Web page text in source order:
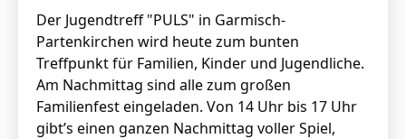
Der Jugendtreff "PULS" in Garmisch-
Partenkirchen wird heute zum bunten
Treffpunkt für Familien, Kinder und Jugendliche.
Am Nachmittag sind alle zum großen
Familienfest eingeladen. Von 14 Uhr bis 17 Uhr
gibt’s einen ganzen Nachmittag voller Spiel,